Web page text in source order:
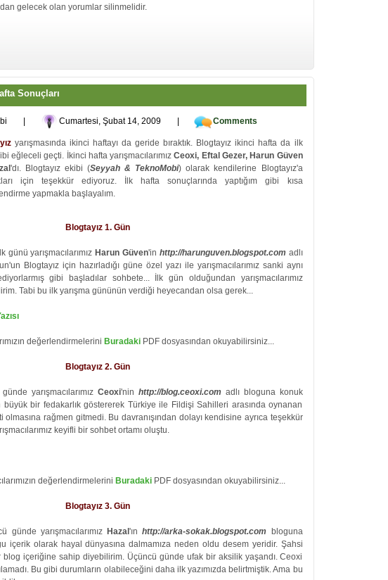
gelecek olan yorumlar silinmelidir.
Sonuçları
Cumartesi, Şubat 14, 2009 Comments
yarışmasında ikinci haftayı da geride bıraktık. Blogtayız ikinci hafta da ilk
eğleceli geçti. İkinci hafta yarışmacılarımızCeoxi, Eftal Gezer, Harun Güven
'dı. Blogtayız ekibi (Seyyah & TeknoMobi) olarak kendilerine Blogtayız'a
için teşekkür ediyoruz. İlk hafta sonuçlarında yaptığım gibi kısa
yapmakla başlayalım.
Blogtayız 1. Gün
günü yarışmacılarımız Harun Güven'in http://harunguven.blogspot.com adlı
Blogtayız için hazırladığı güne özel yazı ile yarışmacılarımız sanki aynı
gibi başladılar sohbete... İlk gün olduğundan yarışmacılarımız
Tabi bu ilk yarışma gününün verdiği heyecandan olsa gerek...
değerlendirmelerini BuradakiPDF dosyasından okuyabilirsiniz...
Blogtayız 2. Gün
yarışmacılarımız Ceoxi'nin http://blog.ceoxi.com adlı bloguna konuk
büyük bir fedakarlık göstererek Türkiye ile Fildişi Sahilleri arasında oynanan
olmasına rağmen gitmedi. Bu davranışından dolayı kendisine ayrıca teşekkür
keyifli bir sohbet ortamı oluştu.
değerlendirmelerini BuradakiPDF dosyasından okuyabilirsiniz...
Blogtayız 3. Gün
günde yarışmacılarımız Hazal 'ınhttp://arka-sokak.blogspot.com bloguna
içerik olarak hayal dünyasına dalmamıza neden oldu desem yeridir. Şahsi
içeriğine sahip diyebilirim. Üçüncü günde ufak bir aksilik yaşandı. Ceoxi
Bu gibi durumların olabileceğini daha ilk yazımızda belirtmiştik. Ama bu